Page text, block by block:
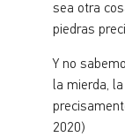
sea otra
piedras
Y no
la mierda,
2020)